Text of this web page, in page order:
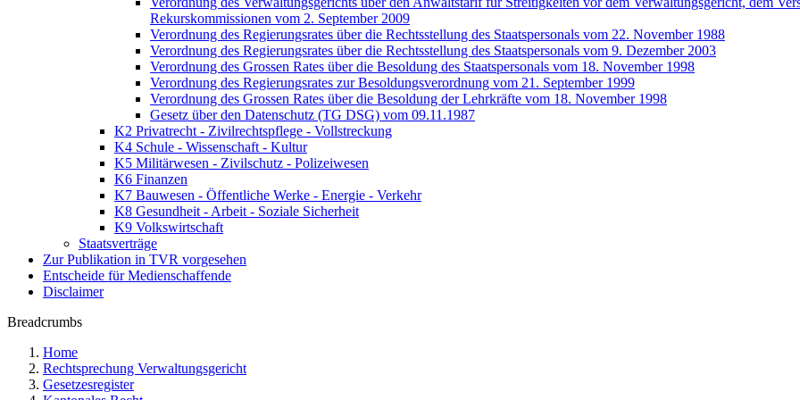
Rekurskommissionen vom 2. September 2009
Verordnung des Regierungsrates über die Rechtsstellung des Staatspersonals vom 22. November 1988
Verordnung des Regierungsrates über die Rechtsstellung des Staatspersonals vom 9. Dezember 2003
Verordnung des Grossen Rates über die Besoldung des Staatspersonals vom 18. November 1998
Verordnung des Regierungsrates zur Besoldungsverordnung vom 21. September 1999
Verordnung des Grossen Rates über die Besoldung der Lehrkräfte vom 18. November 1998
Gesetz über den Datenschutz (TG DSG) vom 09.11.1987
K2 Privatrecht - Zivilrechtspflege - Vollstreckung
K4 Schule - Wissenschaft - Kultur
K5 Militärwesen - Zivilschutz - Polizeiwesen
K6 Finanzen
K7 Bauwesen - Öffentliche Werke - Energie - Verkehr
K8 Gesundheit - Arbeit - Soziale Sicherheit
K9 Volkswirtschaft
Staatsverträge
Zur Publikation in TVR vorgesehen
Entscheide für Medienschaffende
Disclaimer
Breadcrumbs
Home
Rechtsprechung Verwaltungsgericht
Gesetzesregister